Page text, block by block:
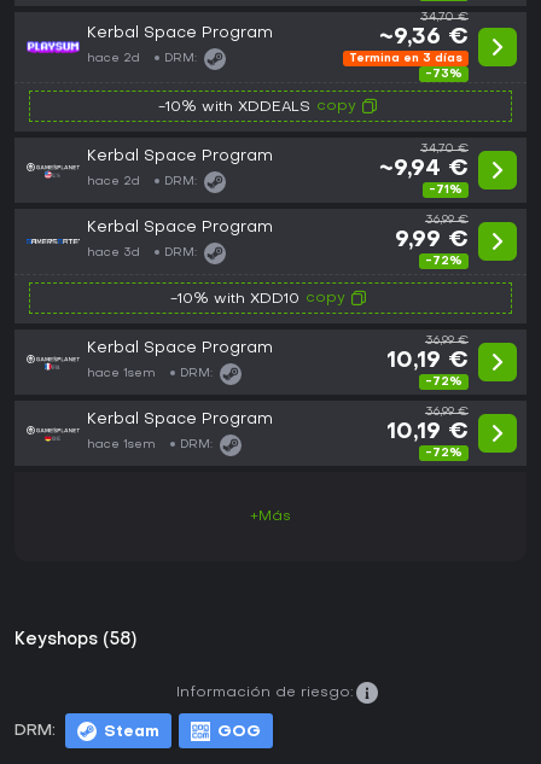
Kerbal Space Program
hace 2d DRM:
34,70 €
~9,36 €
Termina en 3 días
-73%
-10% with XDDEALS copy
Kerbal Space Program
hace 2d DRM:
34,70 €
~9,94 €
-71%
Kerbal Space Program
hace 3d DRM:
36,99 €
9,99 €
-72%
-10% with XDD10 copy
Kerbal Space Program
hace 1sem DRM:
36,99 €
10,19 €
-72%
Kerbal Space Program
hace 1sem DRM:
36,99 €
10,19 €
-72%
+Más
Keyshops (58)
DRM: Steam GOG
Información de riesgo: